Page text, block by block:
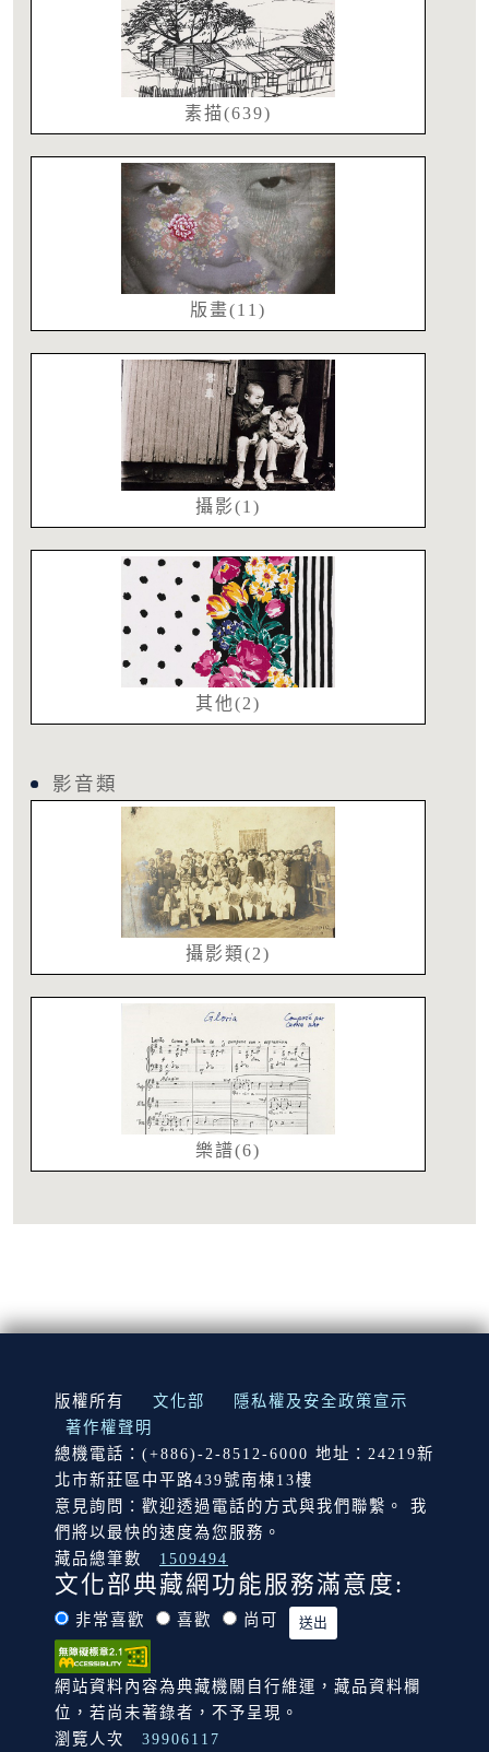
素描(639)
版畫(11)
攝影(1)
其他(2)
影音類
攝影類(2)
樂譜(6)
:::
版權所有 文化部
隱私權及安全政策宣示
著作權聲明
總機電話：(+886)-2-8512-6000 地址：24219新
北市新莊區中平路439號南棟13樓
意見詢問：歡迎透過電話的方式與我們聯繫。 我
們將以最快的速度為您服務。
藏品總筆數
1509494
文化部典藏網功能服務滿意度:
非常喜歡 喜歡 尚可
網站資料內容為典藏機關自行維運，藏品資料欄
位，若尚未著錄者，不予呈現。
瀏覽人次
39906117